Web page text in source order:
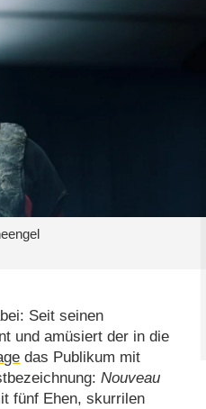
Seit seinen
und amüsiert der in die
das Publikum mit
Nouveau
fünf Ehen, skurrilen